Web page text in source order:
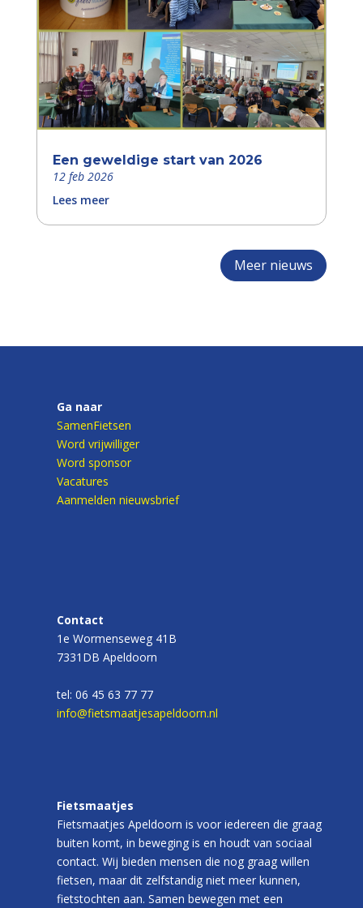
Een geweldige start van 2026
12 feb 2026
Lees meer
Meer nieuws
Ga naar
SamenFietsen
Word vrijwilliger
Word sponsor
Vacatures
Aanmelden nieuwsbrief
Contact
1e Wormenseweg 41B
7331DB Apeldoorn
tel: 06 45 63 77 77
info@fietsmaatjesapeldoorn.nl
Fietsmaatjes
Fietsmaatjes Apeldoorn is voor iedereen die graag
buiten komt, in beweging is en houdt van sociaal
contact. Wij bieden mensen die nog graag willen
fietsen, maar dit zelfstandig niet meer kunnen,
fietstochten aan. Samen bewegen met een